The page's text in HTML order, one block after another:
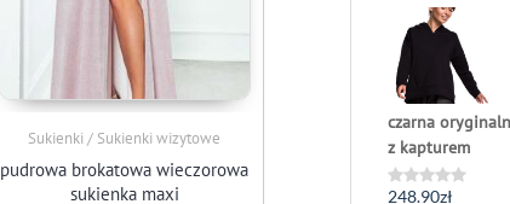
Sukienki / Sukienki wizytowe
pudrowa brokatowa wieczorowa
sukienka maxi
czarna
z kapturem
Oceniono
248.90zł